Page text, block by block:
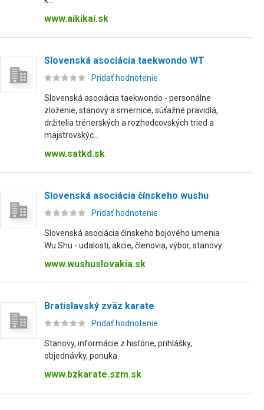
www.aikikai.sk
Slovenská asociácia taekwondo WT
Pridať hodnotenie
Slovenská asociácia taekwondo - personálne
zloženie, stanovy a smernice, súťažné pravidlá,
držitelia trénerských a rozhodcovských tried a
majstrovskýc...
www.satkd.sk
Slovenská asociácia čínskeho wushu
Pridať hodnotenie
Slovenská asociácia čínskeho bojového umenia
Wu Shu - udalosti, akcie, členovia, výbor, stanovy.
www.wushuslovakia.sk
Bratislavský zväz karate
Pridať hodnotenie
Stanovy, informácie z histórie, prihlášky,
objednávky, ponuka.
www.bzkarate.szm.sk